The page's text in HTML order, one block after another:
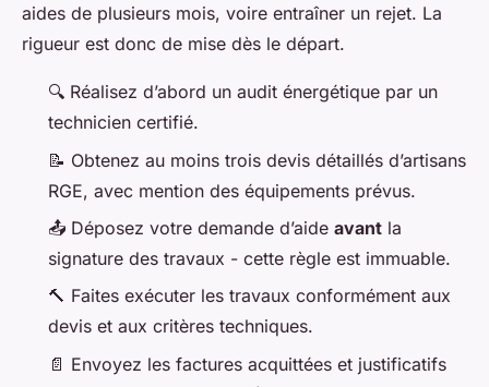
aides de plusieurs mois, voire entraîner un rejet. La
rigueur est donc de mise dès le départ.
🔍 Réalisez d’abord un audit énergétique par un
technicien certifié.
📝 Obtenez au moins trois devis détaillés d’artisans
RGE, avec mention des équipements prévus.
📤 Déposez votre demande d’aide avant la
signature des travaux - cette règle est immuable.
🔨 Faites exécuter les travaux conformément aux
devis et aux critères techniques.
📄 Envoyez les factures acquittées et justificatifs